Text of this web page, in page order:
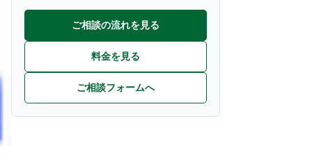
ご相談の流れを見る
料金を見る
ご相談フォームへ